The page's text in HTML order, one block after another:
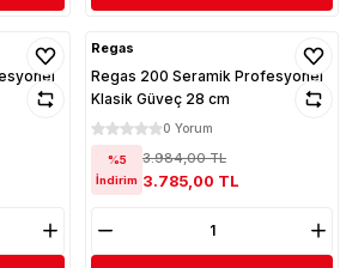
Regas
Regas 200 Seramik Profesyonel
Klasik Güveç 28 cm
0 Yorum
%5
İndirim
3.984,00 TL
3.785,00 TL